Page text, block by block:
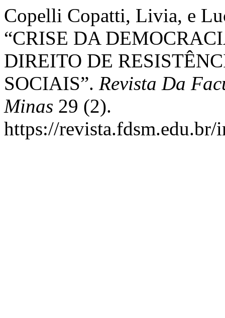
Copelli Copatti, Livia, e
“CRISE DA
DIREITO DE
SOCIAIS”. Revista Da
Minas 29 (2).
https://